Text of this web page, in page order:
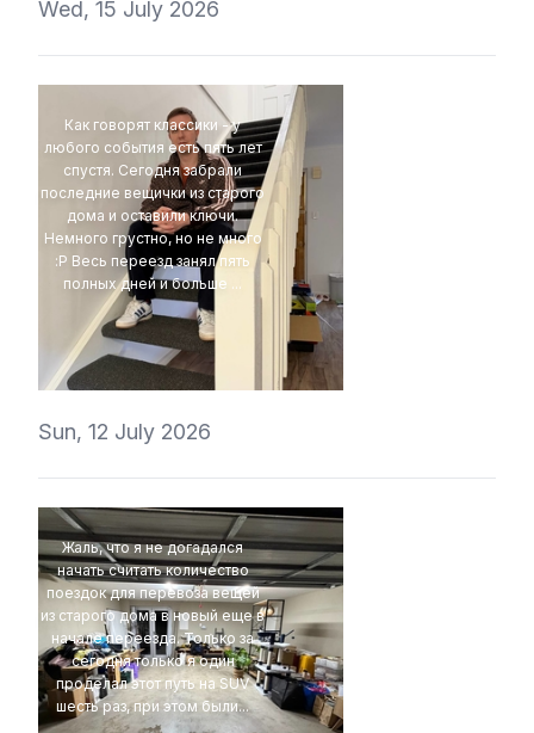
Wed, 15 July 2026
Как говорят классики - у
любого события есть пять лет
спустя. Сегодня забрали
последние вещички из старого
дома и оставили ключи.
Немного грустно, но не много
:P Весь переезд занял пять
полных дней и больше ...
4Eki
Sun, 12 July 2026
Жаль, что я не догадался
начать считать количество
поездок для перевоза вещей
из старого дома в новый еще в
начале переезда. Только за
сегодня только я один
проделал этот путь на SUV
шесть раз, при этом были...